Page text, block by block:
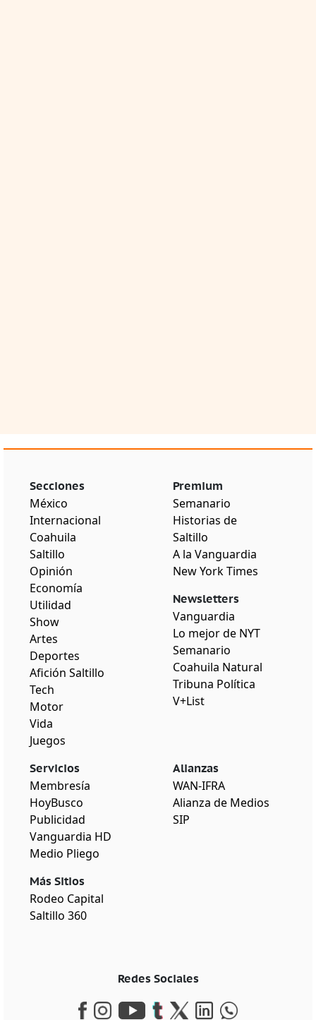
Secciones
México
Internacional
Coahuila
Saltillo
Opinión
Economía
Utilidad
Show
Artes
Deportes
Afición Saltillo
Tech
Motor
Vida
Juegos
Premium
Semanario
Historias de
Saltillo
A la Vanguardia
New York Times
Newsletters
Vanguardia
Lo mejor de NYT
Semanario
Coahuila Natural
Tribuna Política
V+List
Servicios
Membresía
HoyBusco
Publicidad
Vanguardia HD
Medio Pliego
Más Sitios
Rodeo Capital
Saltillo 360
Alianzas
WAN-IFRA
Alianza de Medios
SIP
Redes Sociales